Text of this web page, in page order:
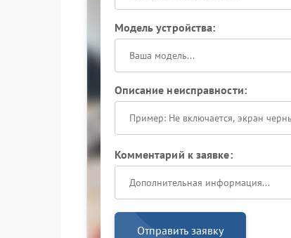
Модель устройства:
Описание неисправности:
Комментарий к заявке:
Отправить заявку